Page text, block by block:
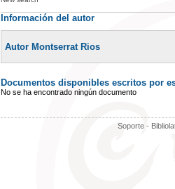
Información del autor
Autor Montserrat Rios
Documentos disponibles escritos por
No se ha encontrado ningún documento
Soporte -